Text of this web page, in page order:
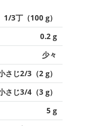
1/3丁（100 g）
0.2 g
少々
さじ2/3（2 g）
さじ3/4（3 g）
5 g